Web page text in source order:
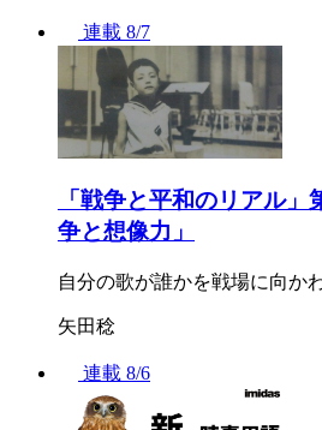
連載 8/7
「戦争と平和のリアル
争と想像力」
自分の歌が誰かを戦場に向か
矢田稔
連載 8/6